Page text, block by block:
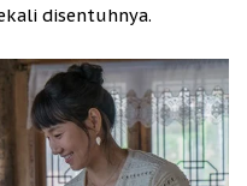
disentuhnya.